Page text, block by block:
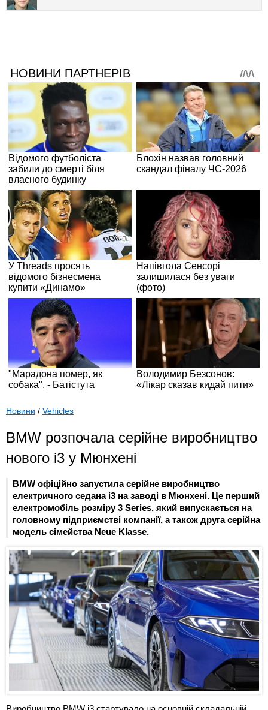
Новини / Vehicles
BMW розпочала серійне виробництво
нового i3 у Мюнхені
BMW офіційно запустила серійне виробництво
електричного седана i3 на заводі в Мюнхені. Це перший
електромобіль розміру 3 Series, який випускається на
головному підприємстві компанії, а також друга серійна
модель сімейства Neue Klasse.